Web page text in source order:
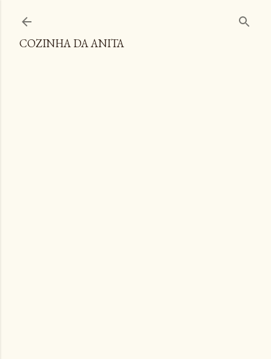
COZINHA DA ANITA